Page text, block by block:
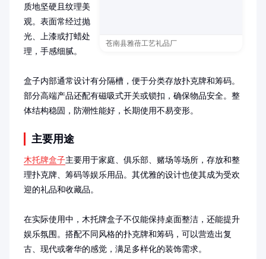
苍南县雅蓓工艺礼品厂
质地坚硬且纹理美
观。表面常经过抛
光、上漆或打蜡处
理，手感细腻。
盒子内部通常设计有分隔槽，便于分类存放扑克牌和筹码。
部分高端产品还配有磁吸式开关或锁扣，确保物品安全。整
体结构稳固，防潮性能好，长期使用不易变形。
主要用途
木托牌盒子主要用于家庭、俱乐部、赌场等场所，存放和整
理扑克牌、筹码等娱乐用品。其优雅的设计也使其成为受欢
迎的礼品和收藏品。
在实际使用中，木托牌盒子不仅能保持桌面整洁，还能提升
娱乐氛围。搭配不同风格的扑克牌和筹码，可以营造出复
古、现代或奢华的感觉，满足多样化的装饰需求。